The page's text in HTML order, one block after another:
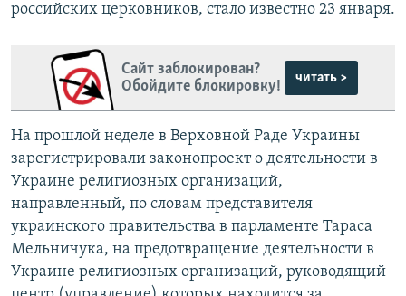
российских церковников, стало известно 23 января.
Сайт заблокирован?
Обойдите блокировку!
читать >
На прошлой неделе в Верховной Раде Украины
зарегистрировали законопроект о деятельности в
Украине религиозных организаций,
направленный, по словам представителя
украинского правительства в парламенте Тараса
Мельничука, на предотвращение деятельности в
Украине религиозных организаций, руководящий